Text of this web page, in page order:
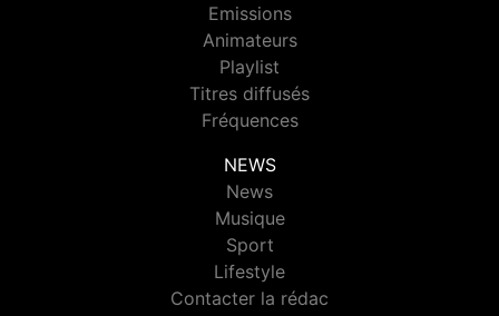
Emissions
Animateurs
Playlist
Titres diffusés
Fréquences
NEWS
News
Musique
Sport
Lifestyle
Contacter la rédac